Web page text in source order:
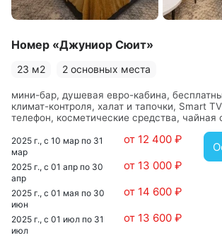
Номер «Джуниор Сюит»
23 м2 2 основных места
мини-бар, душевая евро-кабина,
климат-контроля, халат и тапочки, Smart
телефон, косметические средства, чайная
обслуживание номеров, гостиная зона
2025 г., с 10 мар по 31
мар
от 12 400 ₽
2025 г., с 01 апр по 30
апр
от 13 000 ₽
2025 г., с 01 мая по 30
июн
от 14 600 ₽
2025 г., с 01 июл по 31
июл
от 13 600 ₽